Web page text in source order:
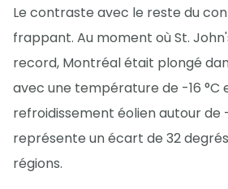
Le contraste avec le reste du
frappant. Au moment où St.
record, Montréal était plongé
avec une température de -16 °C
refroidissement éolien autour de
représente un écart de 32
régions.